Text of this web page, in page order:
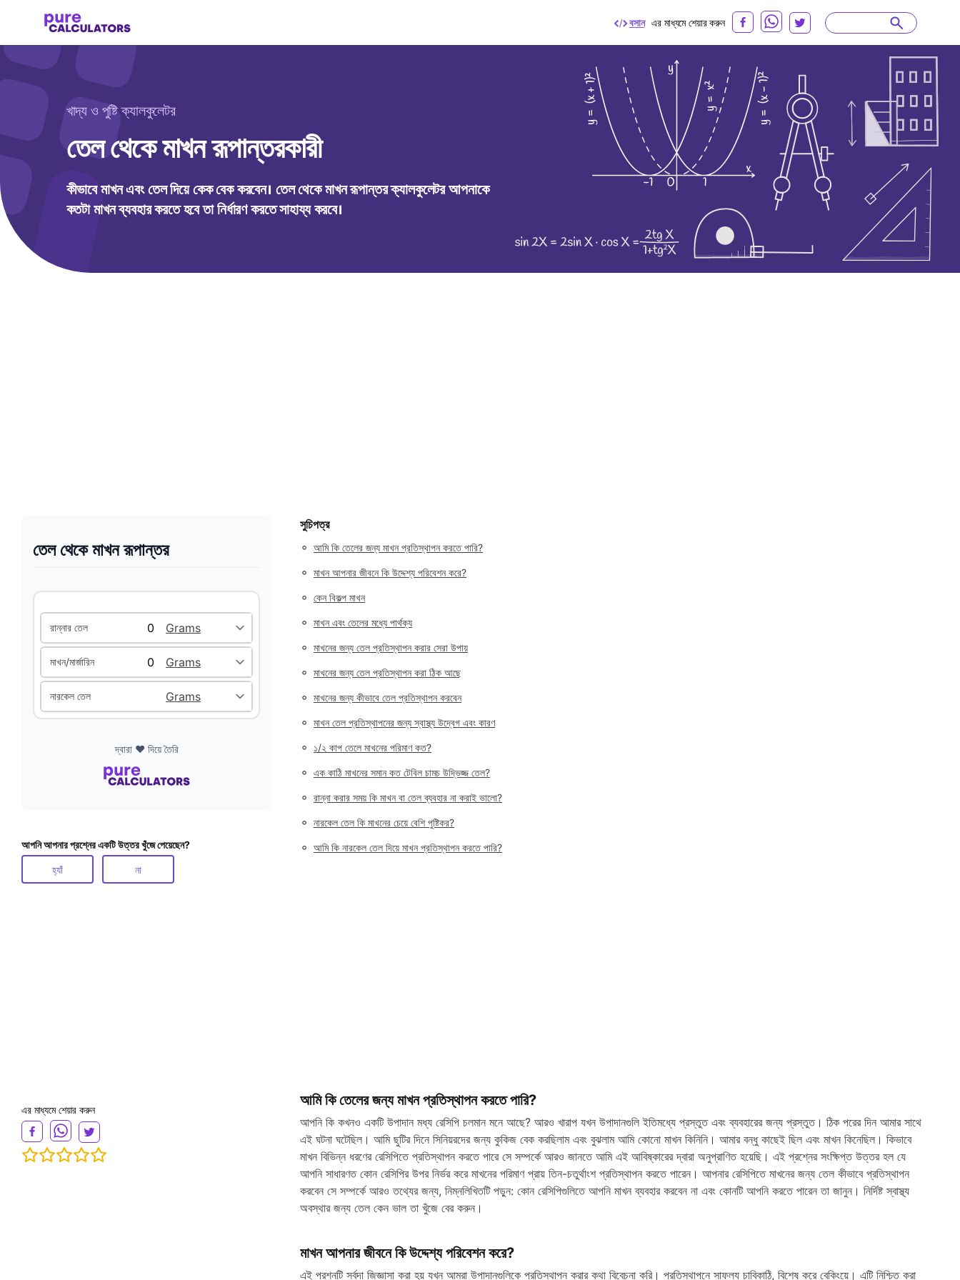
বসান এর মাধ্যমে শেয়ার করুন
খাদ্য ও পুষ্টি ক্যালকুলেটর
তেল থেকে মাখন রূপান্তরকারী
কীভাবে মাখন এবং তেল দিয়ে কেক বেক করবেন। তেল থেকে মাখন রূপান্তর ক্যালকুলেটর আপনাকে
কতটা মাখন ব্যবহার করতে হবে তা নির্ধারণ করতে সাহায্য করবে।
তেল থেকে মাখন রূপান্তর
রান্নার তেল
মাখন/মার্জারিন
নারকেল তেল
দ্বারা ❤️ দিয়ে তৈরি
আপনি আপনার প্রশ্নের একটি উত্তর খুঁজে পেয়েছেন?
হ্যাঁ না
এর মাধ্যমে শেয়ার করুন
সুচিপত্র
◦ আমি কি তেলের জন্য মাখন প্রতিস্থাপন করতে পারি?
◦ মাখন আপনার জীবনে কি উদ্দেশ্য পরিবেশন করে?
◦ কেন বিকল্প মাখন
◦ মাখন এবং তেলের মধ্যে পার্থক্য
◦ মাখনের জন্য তেল প্রতিস্থাপন করার সেরা উপায়
◦ মাখনের জন্য তেল প্রতিস্থাপন করা ঠিক আছে
◦ মাখনের জন্য কীভাবে তেল প্রতিস্থাপন করবেন
◦ মাখন তেল প্রতিস্থাপনের জন্য স্বাস্থ্য উদ্বেগ এবং কারণ
◦ ১/২ কাপ তেলে মাখনের পরিমাণ কত?
◦ এক কাঠি মাখনের সমান কত টেবিল চামচ উদ্ভিজ্জ তেল?
◦ রান্না করার সময় কি মাখন বা তেল ব্যবহার না করাই ভালো?
◦ নারকেল তেল কি মাখনের চেয়ে বেশি পুষ্টিকর?
◦ আমি কি নারকেল তেল দিয়ে মাখন প্রতিস্থাপন করতে পারি?
আমি কি তেলের জন্য মাখন প্রতিস্থাপন করতে পারি?
আপনি কি কখনও একটি উপাদান মধ্য রেসিপি চলমান মনে আছে? আরও খারাপ যখন উপাদানগুলি ইতিমধ্যে প্রস্তুত এবং ব্যবহারের জন্য প্রস্তুত। ঠিক পরের দিন আমার সাথে
এই ঘটনা ঘটেছিল। আমি ছুটির দিনে সিনিয়রদের জন্য কুকিজ বেক করছিলাম এবং বুঝলাম আমি কোনো মাখন কিনিনি। আমার বন্ধু কাছেই ছিল এবং মাখন কিনেছিল। কিভাবে
মাখন বিভিন্ন ধরণের রেসিপিতে প্রতিস্থাপন করতে পারে সে সম্পর্কে আরও জানতে আমি এই আবিষ্কারের দ্বারা অনুপ্রাণিত হয়েছি। এই প্রশ্নের সংক্ষিপ্ত উত্তর হল যে
আপনি সাধারণত কোন রেসিপির উপর নির্ভর করে মাখনের পরিমাণ প্রায় তিন-চতুর্থাংশ প্রতিস্থাপন করতে পারেন। আপনার রেসিপিতে মাখনের জন্য তেল কীভাবে প্রতিস্থাপন
করবেন সে সম্পর্কে আরও তথ্যের জন্য, নিম্নলিখিতটি পড়ুন: কোন রেসিপিগুলিতে আপনি মাখন ব্যবহার করবেন না এবং কোনটি আপনি করতে পারেন তা জানুন। নির্দিষ্ট স্বাস্থ্য
অবস্থার জন্য তেল কেন ভাল তা খুঁজে বের করুন।
মাখন আপনার জীবনে কি উদ্দেশ্য পরিবেশন করে?
এই প্রশ্নটি সর্বদা জিজ্ঞাসা করা হয় যখন আমরা উপাদানগুলিকে প্রতিস্থাপন করার কথা বিবেচনা করি। প্রতিস্থাপনে সাফল্য চাবিকাঠি, বিশেষ করে বেকিংয়ে। এটি নিশ্চিত করা